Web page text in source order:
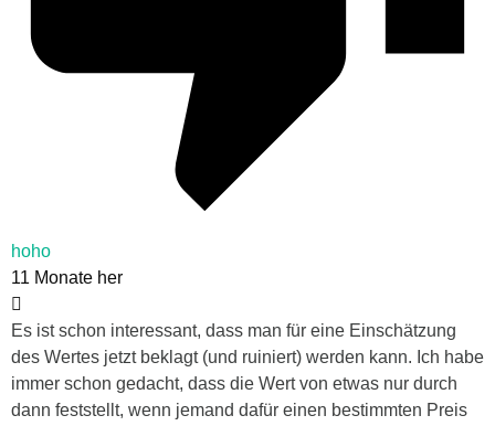
hoho
11 Monate her
Es ist schon interessant, dass man für eine Einschätzung
des Wertes jetzt beklagt (und ruiniert) werden kann. Ich habe
immer schon gedacht, dass die Wert von etwas nur durch
dann feststellt, wenn jemand dafür einen bestimmten Preis